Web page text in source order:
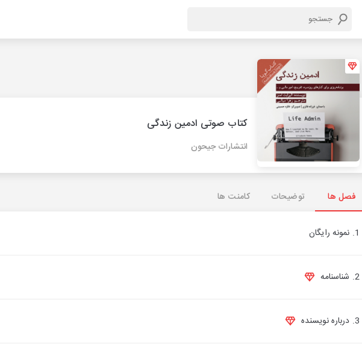
کتاب صوتی ادمین زندگی
انتشارات جیحون
فصل ها توضیحات کامنت ها
1. نمونه رایگان
2. شناسنامه
3. درباره نویسنده